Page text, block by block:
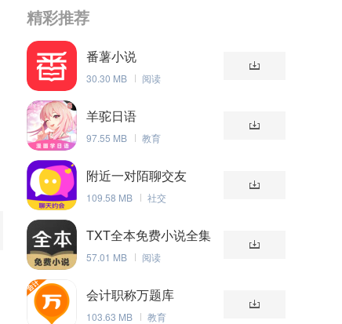
精彩推荐
番薯小说
30.30 MB 阅读
羊驼日语
97.55 MB 教育
附近一对陌聊交友
109.58 MB 社交
TXT全本免费小说全集
57.01 MB 阅读
会计职称万题库
103.63 MB 教育